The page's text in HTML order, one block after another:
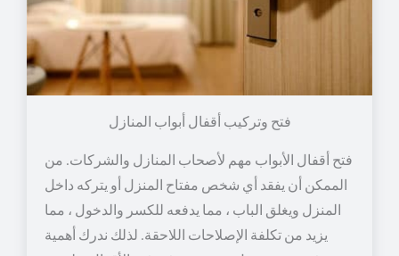
فتح وتركيب أقفال أبواب المنازل
فتح أقفال الأبواب مهم لأصحاب المنازل والشركات. من
الممكن أن يفقد أي شخص مفتاح المنزل أو يتركه داخل
المنزل ويغلق الباب ، مما يدفعه للكسر والدخول ، مما
يزيد من تكلفة الإصلاحات اللاحقة. لذلك ندرك أهمية